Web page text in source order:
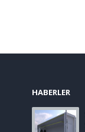
HABERLER